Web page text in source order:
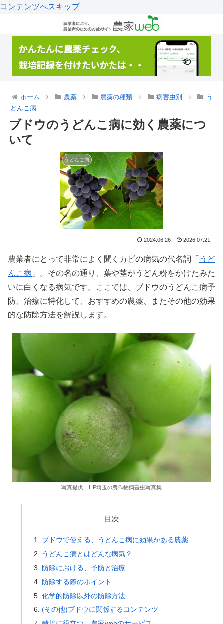
コンテンツへスキップ
ホーム 農薬 農薬の種類 病害虫別
う
どんこ病
ブドウのうどんこ病に効く農薬につ
いて
うどんこ病
2024.06.26 2026.07.21
農業者にとって非常によく聞くカビの病気の代名詞「 うど
んこ病 」。その名の通り、葉や茎がうどん粉をかけたみた
いに白くなる病気です。ここでは、ブドウのうどんこ病予
防、治療に特化して、おすすめの農薬、またその他の効果
的な防除方法を解説します。
写真提供：HP埼玉の農作物病害虫写真集
目次
ブドウで使える、うどんこ病に効果がある農薬
うどんこ病とはどんな病気？
防除における、予防と治療
防除する際のポイント
化学的防除以外の防除方法
(その他)ブドウに関係するコンテンツ